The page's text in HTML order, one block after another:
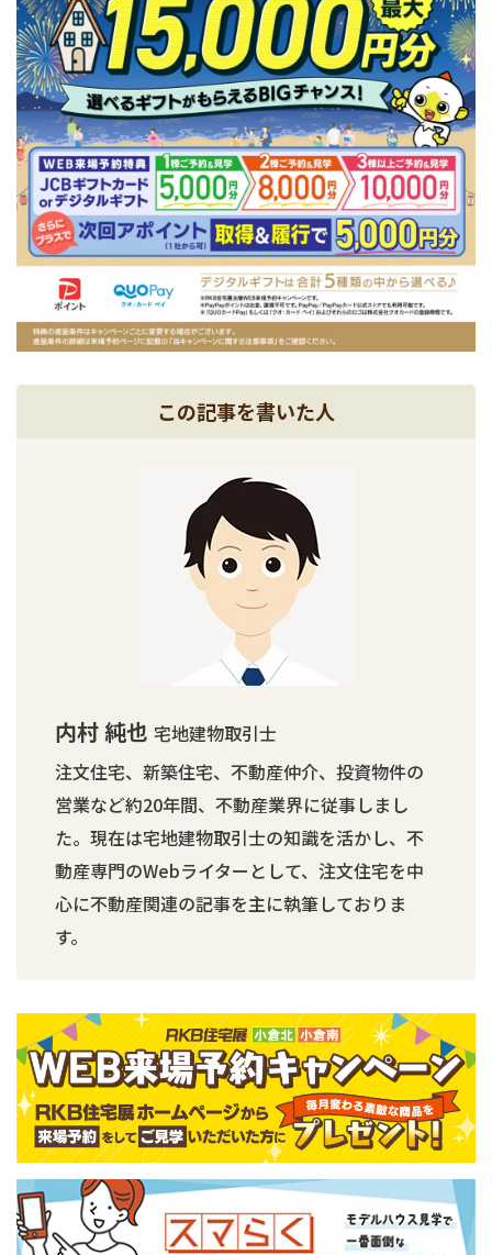
この記事を書いた人
内村 純也 宅地建物取引士
注文住宅、新築住宅、不動産仲介、投資物件の
営業など約20年間、不動産業界に従事しまし
た。現在は宅地建物取引士の知識を活かし、不
動産専門のWebライターとして、注文住宅を中
心に不動産関連の記事を主に執筆しておりま
す。